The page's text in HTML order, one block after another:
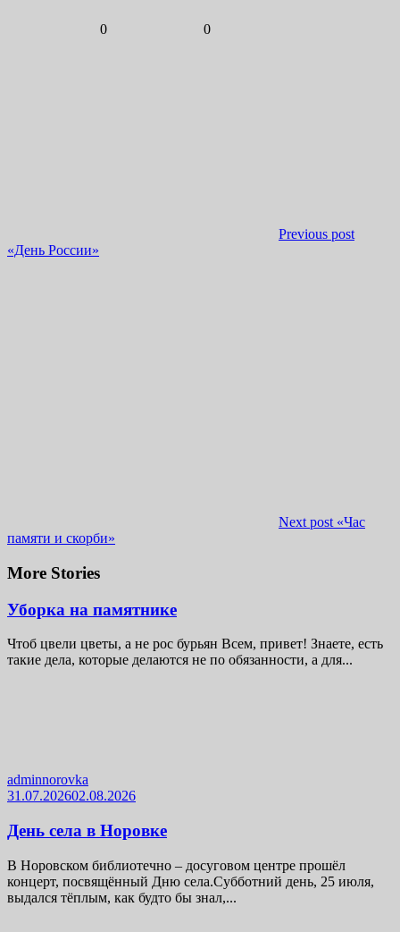
0 0
Previous post
«День России»
Next post «Час
памяти и скорби»
More Stories
Уборка на памятнике
Чтоб цвели цветы, а не рос бурьян Всем, привет! Знаете, есть
такие дела, которые делаются не по обязанности, а для...
adminnorovka
31.07.202602.08.2026
День села в Норовке
В Норовском библиотечно – досуговом центре прошёл
концерт, посвящённый Дню села.Субботний день, 25 июля,
выдался тёплым, как будто бы знал,...